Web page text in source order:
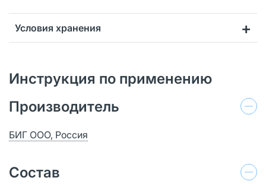
Условия хранения
Инструкция по применению
Производитель
БИГ ООО, Россия
Состав